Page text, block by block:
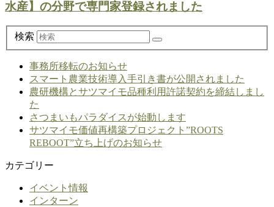
水産】の分野で専門家登録されました
検索
事務所移転のお知らせ
スマート農業技術導入手引き書が公開されました
農研機構とサツマイモ品種利用許諾契約を締結しまし
た
さつまいもパラダイスが始動します
サツマイモ価値再構築プロジェクト”ROOTS
REBOOT”立ち上げのお知らせ
カテゴリー
イベント情報
インターン